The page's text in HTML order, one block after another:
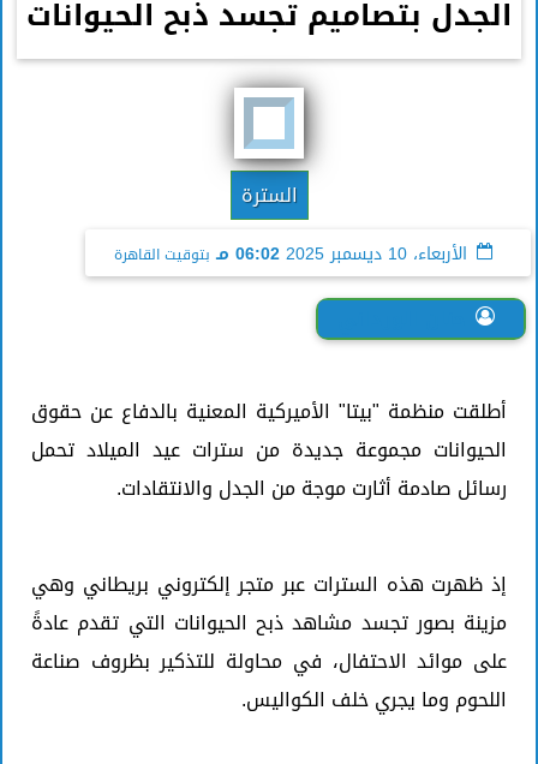
الجدل بتصاميم تجسد ذبح الحيوانات
السترة
الأربعاء، 10 ديسمبر 2025 06:02 مـ بتوقيت القاهرة
أطلقت منظمة "بيتا" الأميركية المعنية بالدفاع عن حقوق
الحيوانات مجموعة جديدة من سترات عيد الميلاد تحمل
رسائل صادمة أثارت موجة من الجدل والانتقادات.
إذ ظهرت هذه السترات عبر متجر إلكتروني بريطاني وهي
مزينة بصور تجسد مشاهد ذبح الحيوانات التي تقدم عادةً
على موائد الاحتفال، في محاولة للتذكير بظروف صناعة
اللحوم وما يجري خلف الكواليس.